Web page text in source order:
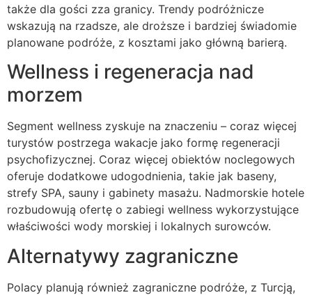
także dla gości zza granicy. Trendy podróżnicze
wskazują na rzadsze, ale droższe i bardziej świadomie
planowane podróże, z kosztami jako główną barierą.
Wellness i regeneracja nad
morzem
Segment wellness zyskuje na znaczeniu – coraz więcej
turystów postrzega wakacje jako formę regeneracji
psychofizycznej. Coraz więcej obiektów noclegowych
oferuje dodatkowe udogodnienia, takie jak baseny,
strefy SPA, sauny i gabinety masażu. Nadmorskie hotele
rozbudowują ofertę o zabiegi wellness wykorzystujące
właściwości wody morskiej i lokalnych surowców.
Alternatywy zagraniczne
Polacy planują również zagraniczne podróże, z Turcją,